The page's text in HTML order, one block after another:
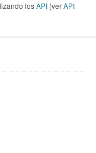
losAPI (verAPI